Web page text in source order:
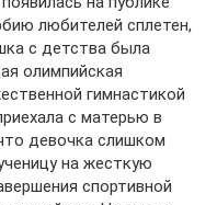
любителей сплетен,
с детства была
олимпийская
гимнастикой
с матерью в
девочка слишком
на жесткую
спортивной